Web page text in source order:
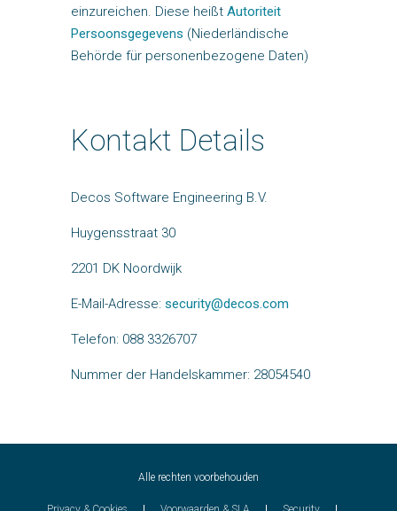
einzureichen. Diese heißt Autoriteit
Persoonsgegevens (Niederländische
Behörde für personenbezogene Daten)
Kontakt Details
Decos Software Engineering B.V.
Huygensstraat 30
2201 DK Noordwijk
E-Mail-Adresse: security@decos.com
Telefon: 088 3326707
Nummer der Handelskammer: 28054540
Alle rechten voorbehouden